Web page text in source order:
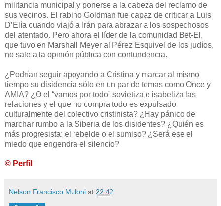
militancia municipal y ponerse a la cabeza del reclamo de
sus vecinos. El rabino Goldman fue capaz de criticar a Luis
D’Elía cuando viajó a Irán para abrazar a los sospechosos
del atentado. Pero ahora el líder de la comunidad Bet-El,
que tuvo en Marshall Meyer al Pérez Esquivel de los judíos,
no sale a la opinión pública con contundencia.
¿Podrían seguir apoyando a Cristina y marcar al mismo
tiempo su disidencia sólo en un par de temas como Once y
AMIA? ¿O el “vamos por todo” sovietiza e isabeliza las
relaciones y el que no compra todo es expulsado
culturalmente del colectivo cristinista? ¿Hay pánico de
marchar rumbo a la Siberia de los disidentes? ¿Quién es
más progresista: el rebelde o el sumiso? ¿Será ese el
miedo que engendra el silencio?
© Perfil
Nelson Francisco Muloni at 22:42